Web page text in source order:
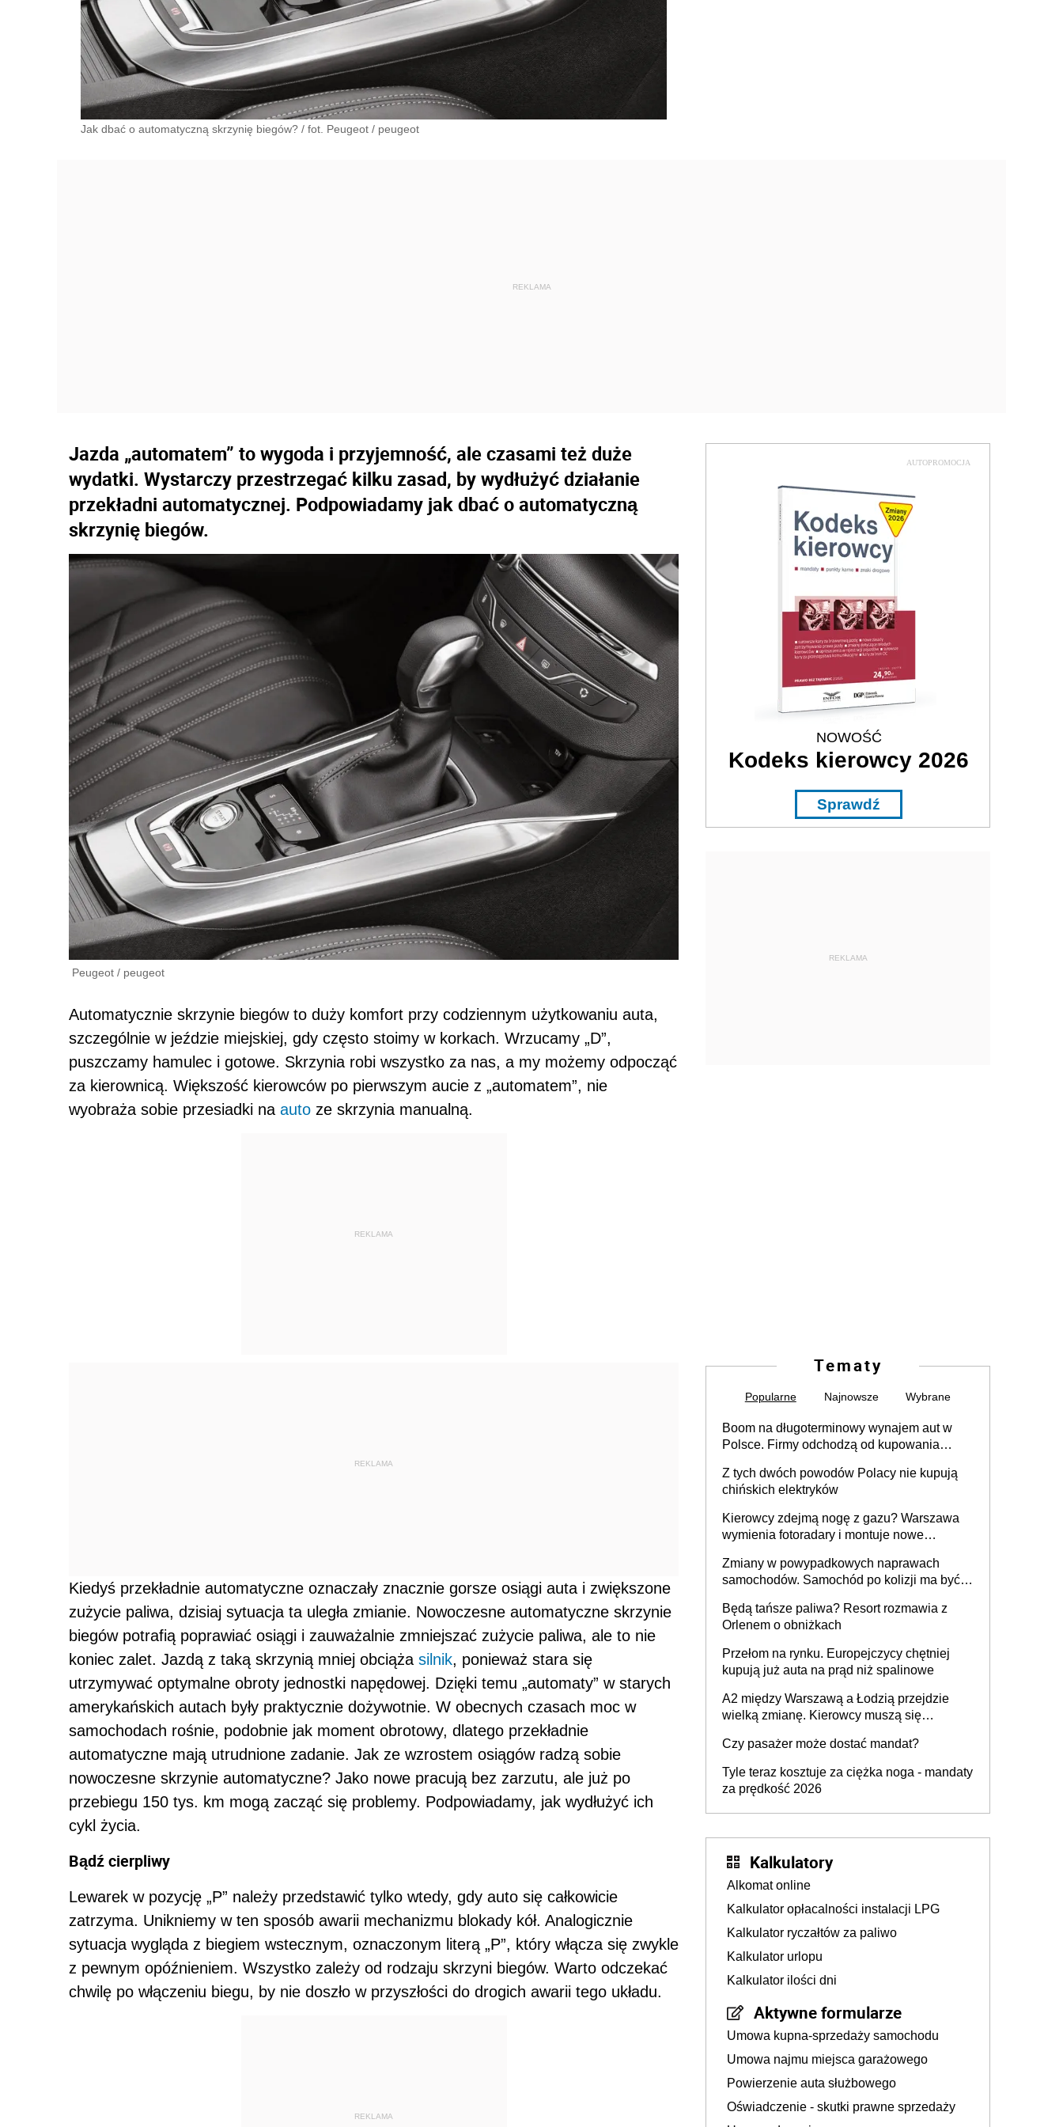
Jak dbać o automatyczną skrzynię biegów? / fot. Peugeot / peugeot
Jazda „automatem” to wygoda i przyjemność, ale czasami też duże
wydatki. Wystarczy przestrzegać kilku zasad, by wydłużyć działanie
przekładni automatycznej. Podpowiadamy jak dbać o automatyczną
skrzynię biegów.
Peugeot / peugeot
Automatycznie skrzynie biegów to duży komfort przy codziennym użytkowaniu auta,
szczególnie w jeździe miejskiej, gdy często stoimy w korkach. Wrzucamy „D”,
puszczamy hamulec i gotowe. Skrzynia robi wszystko za nas, a my możemy odpocząć
za kierownicą. Większość kierowców po pierwszym aucie z „automatem”, nie
wyobraża sobie przesiadki na auto ze skrzynia manualną.
REKLAMA
REKLAMA
Kiedyś przekładnie automatyczne oznaczały znacznie gorsze osiągi auta i zwiększone
zużycie paliwa, dzisiaj sytuacja ta uległa zmianie. Nowoczesne automatyczne skrzynie
biegów potrafią poprawiać osiągi i zauważalnie zmniejszać zużycie paliwa, ale to nie
koniec zalet. Jazdą z taką skrzynią mniej obciąża silnik, ponieważ stara się
utrzymywać optymalne obroty jednostki napędowej. Dzięki temu „automaty” w starych
amerykańskich autach były praktycznie dożywotnie. W obecnych czasach moc w
samochodach rośnie, podobnie jak moment obrotowy, dlatego przekładnie
automatyczne mają utrudnione zadanie. Jak ze wzrostem osiągów radzą sobie
nowoczesne skrzynie automatyczne? Jako nowe pracują bez zarzutu, ale już po
przebiegu 150 tys. km mogą zacząć się problemy. Podpowiadamy, jak wydłużyć ich
cykl życia.
Bądź cierpliwy
Lewarek w pozycję „P” należy przedstawić tylko wtedy, gdy auto się całkowicie
zatrzyma. Unikniemy w ten sposób awarii mechanizmu blokady kół. Analogicznie
sytuacja wygląda z biegiem wstecznym, oznaczonym literą „P”, który włącza się zwykle
z pewnym opóźnieniem. Wszystko zależy od rodzaju skrzyni biegów. Warto odczekać
chwilę po włączeniu biegu, by nie doszło w przyszłości do drogich awarii tego układu.
REKLAMA
AUTOPROMOCJA
NOWOŚĆ
Kodeks kierowcy 2026
Sprawdź
REKLAMA
Tematy
Popularne Najnowsze Wybrane
Boom na długoterminowy wynajem aut w
Polsce. Firmy odchodzą od kupowania
Z tych dwóch powodów Polacy nie kupują
chińskich elektryków
Kierowcy zdejmą nogę z gazu? Warszawa
wymienia fotoradary i montuje nowe
Zmiany w powypadkowych naprawach
samochodów. Samochód po kolizji ma być
technologią producenta
Będą tańsze paliwa? Resort rozmawia z
Orlenem o obniżkach
Przełom na rynku. Europejczycy chętniej
kupują już auta na prąd niż spalinowe
A2 między Warszawą a Łodzią przejdzie
wielką zmianę. Kierowcy muszą się
Czy pasażer może dostać mandat?
Tyle teraz kosztuje za ciężka noga - mandaty
za prędkość 2026
Kalkulatory
Alkomat online
Kalkulator opłacalności instalacji LPG
Kalkulator ryczałtów za paliwo
Kalkulator urlopu
Kalkulator ilości dni
Aktywne formularze
Umowa kupna-sprzedaży samochodu
Umowa najmu miejsca garażowego
Powierzenie auta służbowego
Oświadczenie - skutki prawne sprzedaży